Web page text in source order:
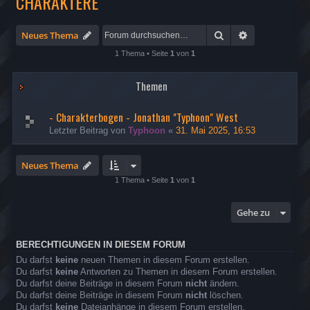
Neues Thema Suche
1 Thema • Seite 1 von 1
Themen
- Charakterbogen - Jonathan "Typhoon" West
Letzter Beitrag von Typhoon « 31. Mai 2025, 16:53
Neues Thema
1 Thema • Seite 1 von 1
Gehe zu
BERECHTIGUNGEN IN DIESEM FORUM
Du darfst keine neuen Themen in diesem Forum erstellen.
Du darfst keine Antworten zu Themen in diesem Forum erstellen.
Du darfst deine Beiträge in diesem Forum nicht ändern.
Du darfst deine Beiträge in diesem Forum nicht löschen.
Du darfst keine Dateianhänge in diesem Forum erstellen.